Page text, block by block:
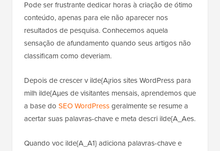
Pode ser frustrante dedicar horas à criação de ótimo
conteúdo, apenas para ele não aparecer nos
resultados de pesquisa. Conhecemos aquela
sensação de afundamento quando seus artigos não
classificam como deveriam.
Depois de crescer v ilde{A¡rios sites WordPress para
milh ilde{Aµes de visitantes mensais, aprendemos que
a base do SEO WordPressgeralmente se resume a
acertar suas palavras-chave e meta descri ilde{A_Aes.
Quando voc ilde{A_A1} adiciona palavras-chave e